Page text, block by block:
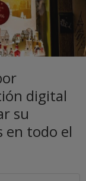
digital
su
en todo el